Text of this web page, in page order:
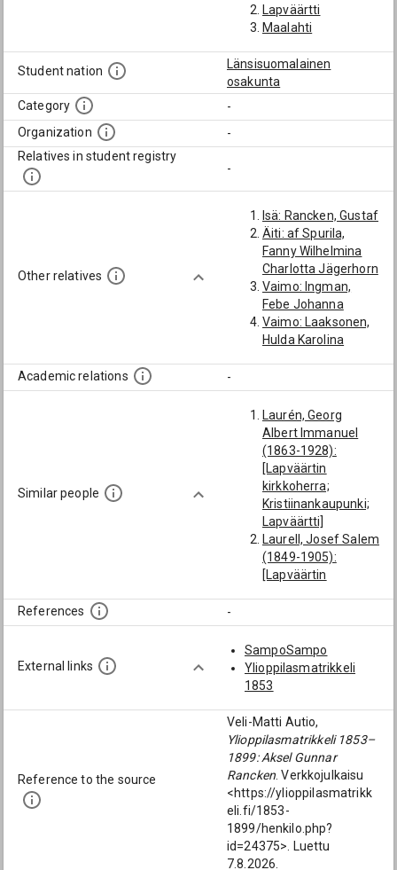
Lapväärtti
Maalahti
Student nation
Länsisuomalainen
osakunta
Category
-
Organization
-
Relatives in student registry
-
Other relatives
Isä: Rancken, Gustaf
Äiti: af Spurila,
Fanny Wilhelmina
Charlotta Jägerhorn
Vaimo: Ingman,
Febe Johanna
Vaimo: Laaksonen,
Hulda Karolina
Academic relations -
Similar people
Laurén, Georg
Albert Immanuel
(1863-1928):
[Lapväärtin
kirkkoherra;
Kristiinankaupunki;
Lapväärtti]
Laurell, Josef Salem
(1849-1905):
[Lapväärtin
Lapväärtti]
Beckman, Johan
(1644-1702):
[Lapväärtin
Kristiinankaupunki;
Lapväärtti]
Estlander, Jakob
(1713-1785):
[Lapväärtin
kirkkoherra;
Kristiinankaupunki;
Lapväärtti]
Peldan, Isak (1699-
References -
External links
SampoSampo
Ylioppilasmatrikkeli
1853
Reference to the source
Veli-Matti Autio,
Ylioppilasmatrikkeli 1853–
1899: Aksel Gunnar
Rancken . Verkkojulkaisu
<https://ylioppilasmatrikk
eli.fi/1853-
1899/henkilo.php?
id=24375>. Luettu
7.8.2026.